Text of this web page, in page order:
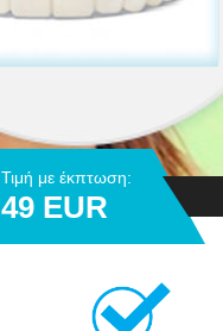
Τιμή με έκπτωση:
49 EUR